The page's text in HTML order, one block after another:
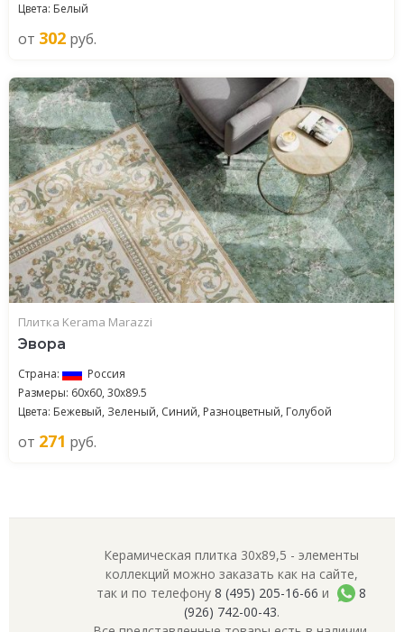
Цвета: Белый
от 302 руб.
Плитка Kerama Marazzi
Эвора
Страна:
Россия
Размеры: 60x60, 30x89.5
Цвета: Бежевый, Зеленый, Синий, Разноцветный, Голубой
от 271 руб.
Керамическая плитка 30x89,5 - элементы
коллекций можно заказать как на сайте,
так и по телефону 8 (495) 205-16-66 и
8
(926) 742-00-43.